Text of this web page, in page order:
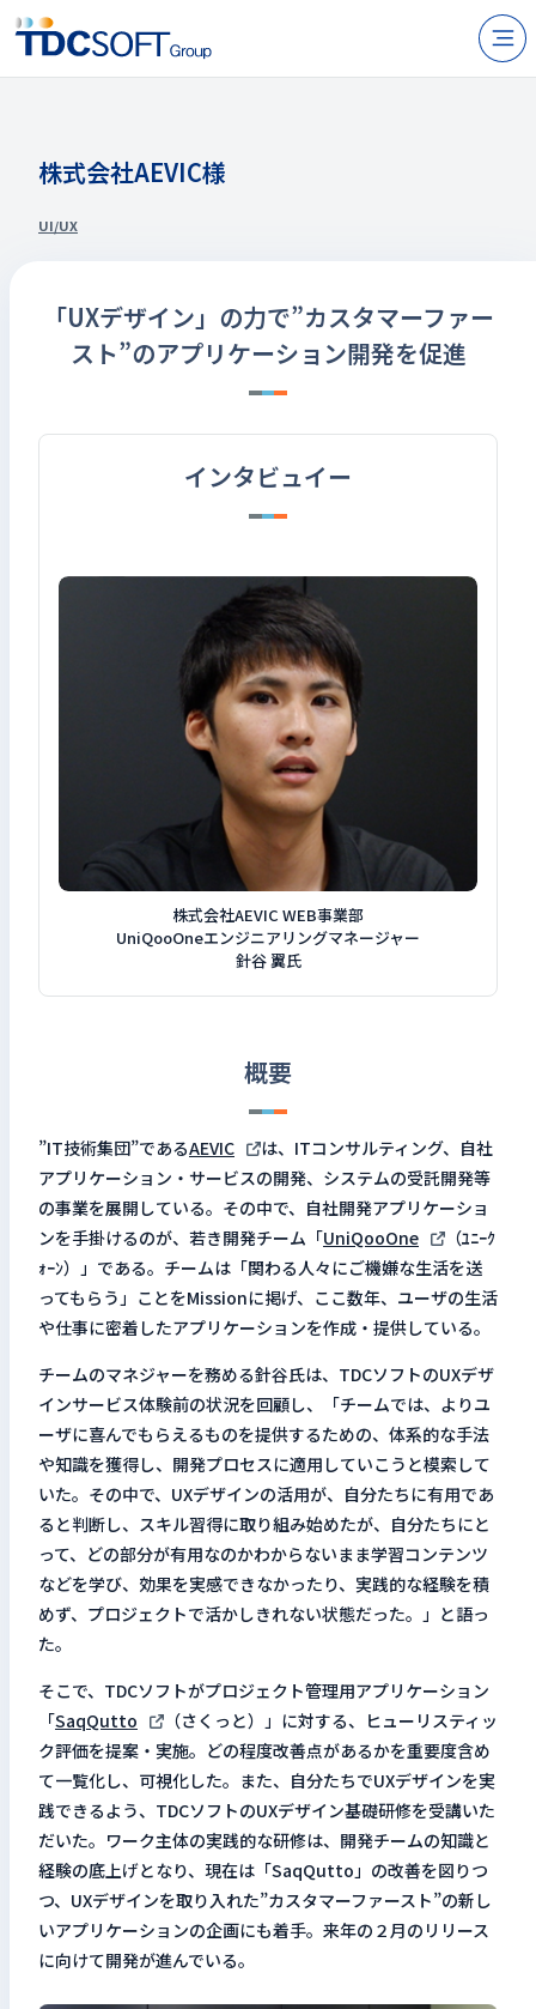
ニュース
サステナビリティ
閉じる
株式会社AEVIC様
UI/UX
「UXデザイン」の力で”カスタマーファー
スト”のアプリケーション開発を促進
インタビュイー
株式会社AEVIC WEB事業部
UniQooOneエンジニアリングマネージャー
針谷 翼氏
概要
”IT技術集団”であるAEVIC
は、ITコンサルティング、自社
アプリケーション・サービスの開発、システムの受託開発等
の事業を展開している。その中で、自社開発アプリケーショ
ンを手掛けるのが、若き開発チーム「UniQooOne
（ﾕﾆｰｸ
ｫｰﾝ）」である。チームは「関わる人々にご機嫌な生活を送
ってもらう」ことをMissionに掲げ、ここ数年、ユーザの生活
や仕事に密着したアプリケーションを作成・提供している。
チームのマネジャーを務める針谷氏は、TDCソフトのUXデザ
インサービス体験前の状況を回顧し、「チームでは、よりユ
ーザに喜んでもらえるものを提供するための、体系的な手法
や知識を獲得し、開発プロセスに適用していこうと模索して
いた。その中で、UXデザインの活用が、自分たちに有用であ
ると判断し、スキル習得に取り組み始めたが、自分たちにと
って、どの部分が有用なのかわからないまま学習コンテンツ
などを学び、効果を実感できなかったり、実践的な経験を積
めず、プロジェクトで活かしきれない状態だった。」と語っ
た。
そこで、TDCソフトがプロジェクト管理用アプリケーション
「SaqQutto
（さくっと）」に対する、ヒューリスティッ
ク評価を提案・実施。どの程度改善点があるかを重要度含め
て一覧化し、可視化した。また、自分たちでUXデザインを実
践できるよう、TDCソフトのUXデザイン基礎研修を受講いた
だいた。ワーク主体の実践的な研修は、開発チームの知識と
経験の底上げとなり、現在は「SaqQutto」の改善を図りつ
つ、UXデザインを取り入れた”カスタマーファースト”の新し
いアプリケーションの企画にも着手。来年の２月のリリース
に向けて開発が進んでいる。